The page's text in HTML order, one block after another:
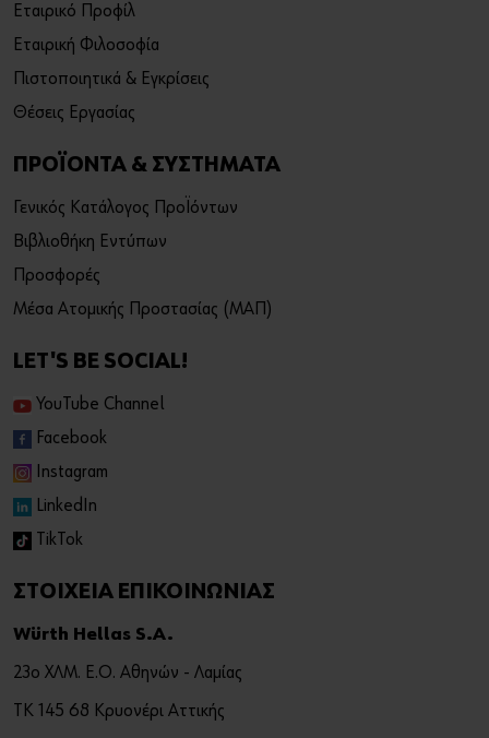
Εταιρικό Προφίλ
Εταιρική Φιλοσοφία
Πιστοποιητικά & Εγκρίσεις
Θέσεις Εργασίας
ΠΡΟΪΟΝΤΑ & ΣΥΣΤΗΜΑΤΑ
Γενικός Κατάλογος Προϊόντων
Βιβλιοθήκη Εντύπων
Προσφορές
Μέσα Ατομικής Προστασίας (ΜΑΠ)
LET'S BE SOCIAL!
YouTube Channel
Facebook
Instagram
LinkedIn
TikTok
ΣΤΟΙΧΕΙΑ ΕΠΙΚΟΙΝΩΝΙΑΣ
Würth Hellas S.A.
23ο ΧΛΜ. Ε.Ο. Αθηνών - Λαμίας
ΤΚ 145 68 Κρυονέρι Αττικής